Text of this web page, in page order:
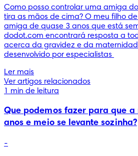
Como posso controlar uma amiga
tira as mãos de cima? O meu filho
amiga de quase 3 anos que está
dodot.com encontrará resposta a
acerca da gravidez e da
desenvolvido por especialistas
Ler mais
Ver artigos relacionados
1 min de leitura
Que podemos fazer para que a
anos e meio se levante sozinha?
-